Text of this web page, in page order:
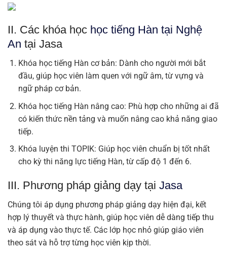
II. Các khóa học học tiếng Hàn tại Nghệ
An tại Jasa
Khóa học tiếng Hàn cơ bản: Dành cho người mới bắt
đầu, giúp học viên làm quen với ngữ âm, từ vựng và
ngữ pháp cơ bản.
Khóa học tiếng Hàn nâng cao: Phù hợp cho những ai đã
có kiến thức nền tảng và muốn nâng cao khả năng giao
tiếp.
Khóa luyện thi TOPIK: Giúp học viên chuẩn bị tốt nhất
cho kỳ thi năng lực tiếng Hàn, từ cấp độ 1 đến 6.
III. Phương pháp giảng dạy tại Jasa
Chúng tôi áp dụng phương pháp giảng dạy hiện đại, kết
hợp lý thuyết và thực hành, giúp học viên dễ dàng tiếp thu
và áp dụng vào thực tế. Các lớp học nhỏ giúp giáo viên
theo sát và hỗ trợ từng học viên kịp thời.